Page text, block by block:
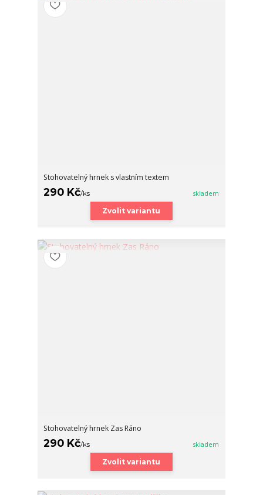
Stohovatelný hrnek s vlastním textem
290 Kč/ks skladem
Zvolit variantu
Stohovatelný hrnek Zas Ráno
290 Kč/ks skladem
Zvolit variantu